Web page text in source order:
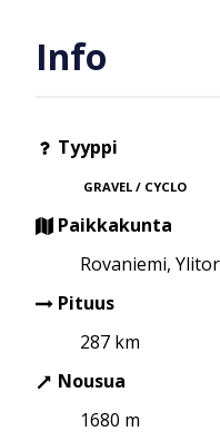
Info
Tyyppi
GRAVEL / CYCLO
Paikkakunta
Rovaniemi,
Pituus
287 km
Nousua
1680 m